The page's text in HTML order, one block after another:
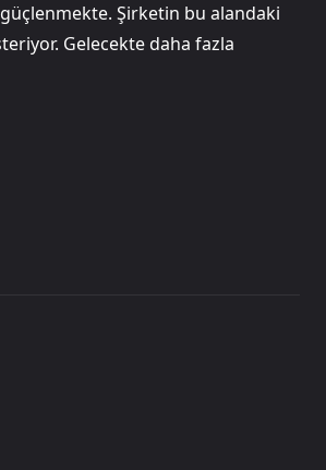
güçlenmekte. Şirketin bu alandaki
Gelecekte daha fazla